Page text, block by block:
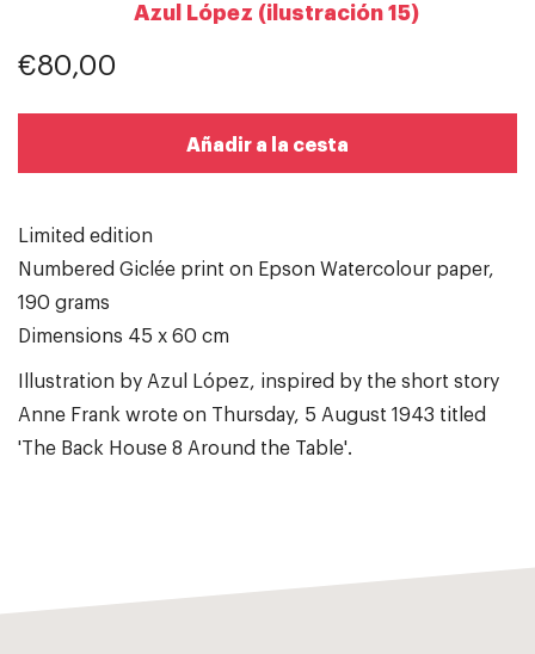
Azul López (ilustración 15)
€80,00
Añadir a la cesta
Limited edition
Numbered Giclée print on Epson Watercolour paper,
190 grams
Dimensions 45 x 60 cm
Illustration by Azul López, inspired by the short story
Anne Frank wrote on Thursday, 5 August 1943 titled
'The Back House 8 Around the Table'.